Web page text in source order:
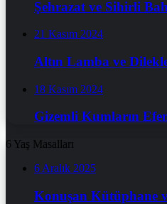
Şehrazat ve Sihirli
21 Kasım 2024
Altın Lamba ve
18 Kasım 2024
Gizemli Kumların
6 Yaş Masalları
6 Aralık 2025
Konuşan Kütüphane